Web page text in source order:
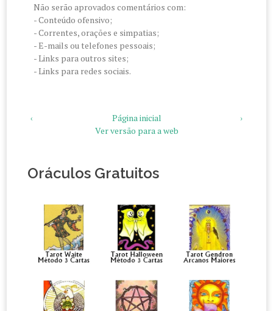
Não serão aprovados comentários com:
- Conteúdo ofensivo;
- Correntes, orações e simpatias;
- E-mails ou telefones pessoais;
- Links para outros sites;
- Links para redes sociais.
‹ ›
Página inicial
Ver versão para a web
Oráculos Gratuitos